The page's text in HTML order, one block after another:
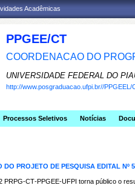
Acadêmicas
PPGEE/CT
COORDENACAO DO
UNIVERSIDADE FEDERAL DO
http://www.posgraduacao.ufpi.br//PPGEEL/
Processos Seletivos Notícias
PROJETO DE PESQUISA EDITAL Nº
PRPG‐CT‐PPGEE‐UFPI torna público o